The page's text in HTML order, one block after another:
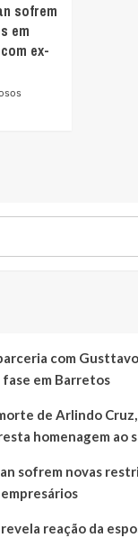
sofrem
em
ex-
com
em Barretos
de Arlindo
homenagem ao
sofrem novas
reação da